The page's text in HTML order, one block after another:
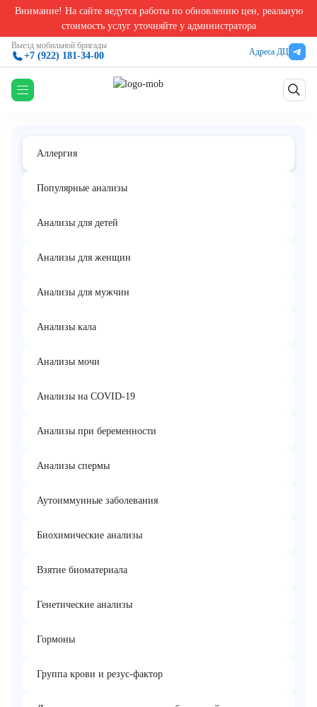
Внимание! На сайте ведутся работы по обновлению цен, реальную
стоимость услуг уточняйте у администратора
Выезд мобильной бригады
+7 (922) 181-34-00 Адреса ДЦ
Аллергологические анализы в Екатеринбурге Аллерген f4 - пшеничная
Аллерген f4 - пшеничная мука, IgE,
ИФА
Аллергия
Популярные анализы
Анализы для детей
Анализы для женщин
Анализы для мужчин
Анализы кала
Анализы мочи
Анализы на COVID-19
Анализы при беременности
Анализы спермы
Аутоиммунные заболевания
Биохимические анализы
Взятие биоматериала
Генетические анализы
Гормоны
Группа крови и резус-фактор